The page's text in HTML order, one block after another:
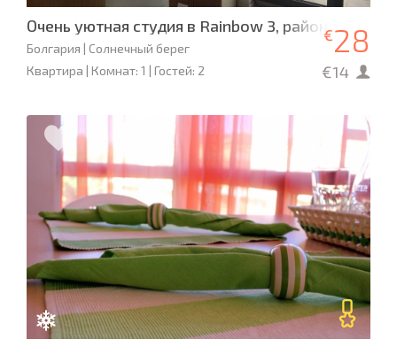
Очень уютная студия в Rainbow 3, район Какао-
Болгария | Солнечный берег
Квартира | Комнат: 1 | Гостей: 2
€28
€14